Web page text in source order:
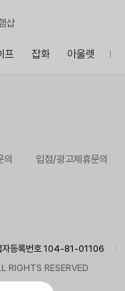
샵
프 잡화 아울렛
의 입점/광고제휴문의
자등록번호 104-81-01106
RESERVED